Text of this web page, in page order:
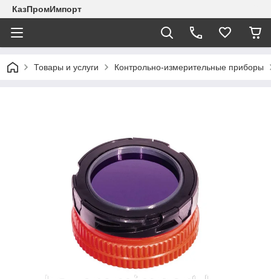
КазПромИмпорт
Товары и услуги Контрольно-измерительные приборы